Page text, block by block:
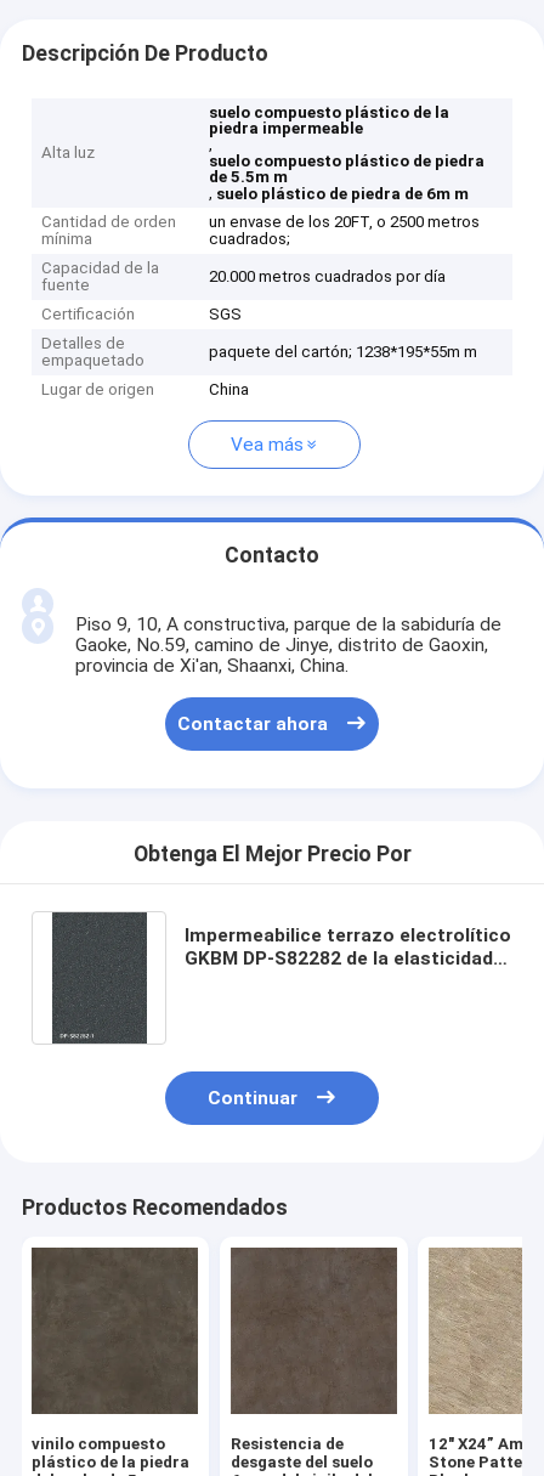
Descripción De Producto
Alta luz
suelo compuesto plástico de la
piedra impermeable
,
suelo compuesto plástico de piedra
de 5.5m m
, suelo plástico de piedra de 6m m
Cantidad de orden
mínima
un envase de los 20FT, o 2500 metros
cuadrados;
Capacidad de la
fuente
20.000 metros cuadrados por día
Certificación
SGS
Detalles de
empaquetado
paquete del cartón; 1238*195*55m m
Lugar de origen China
Vea más
Contacto
Piso 9, 10, A constructiva, parque de la sabiduría de
Gaoke, No.59, camino de Jinye, distrito de Gaoxin,
provincia de Xi'an, Shaanxi, China.
Contactar ahora
Obtenga El Mejor Precio Por
Impermeabilice terrazo electrolítico
GKBM DP-S82282 de la elasticidad
Continuar
Productos Recomendados
vinilo compuesto
plástico de la piedra
Resistencia de
desgaste del suelo
12" X24”
Stone Pattern